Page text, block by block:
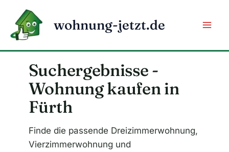
Inhalt
springen
wohnung-jetzt.de
Suchergebnisse -
Wohnung kaufen in
Fürth
Finde die passende Dreizimmerwohnung,
Vierzimmerwohnung und